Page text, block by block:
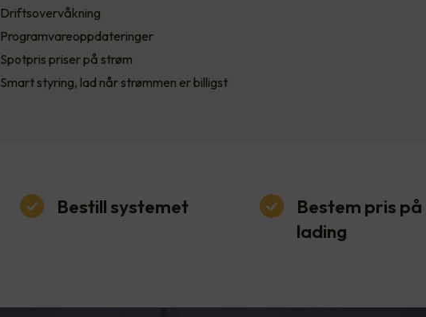
Driftsovervåkning
Programvareoppdateringer
Spotpris priser på strøm
Smart styring, lad når strømmen er billigst
Bestill systemet
Bestem pris på
lading